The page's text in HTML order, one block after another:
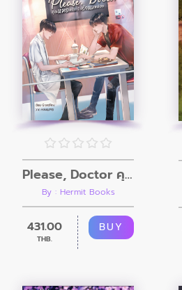
Please, Doctor คุณหมอครับ รับรักผมหน่อย
By : Hermit Books
431.00
THB.
BUY